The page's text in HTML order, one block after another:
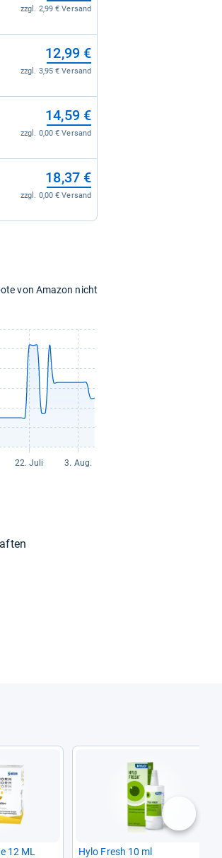
zzgl. 2,99 € Versand
12,99 €
zzgl. 3,95 € Versand
14,59 €
zzgl. 0,00 € Versand
18,37 €
zzgl. 0,00 € Versand
von Amazon nicht
12 ML Hylo Fresh 10 ml
nächste